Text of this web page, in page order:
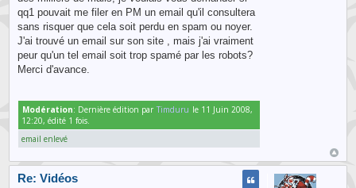
qq1 pouvait me filer en PM un email qu'il consultera
sans risquer que cela soit perdu en spam ou noyer.
J'ai trouvé un email sur son site , mais j'ai vraiment
peur qu'un tel email soit trop spamé par les robots?
Merci d'avance.
Modération: Dernière édition par Timduru le 11 Juin 2008,
12:20, édité 1 fois.
email enlevé
Re: Vidéos